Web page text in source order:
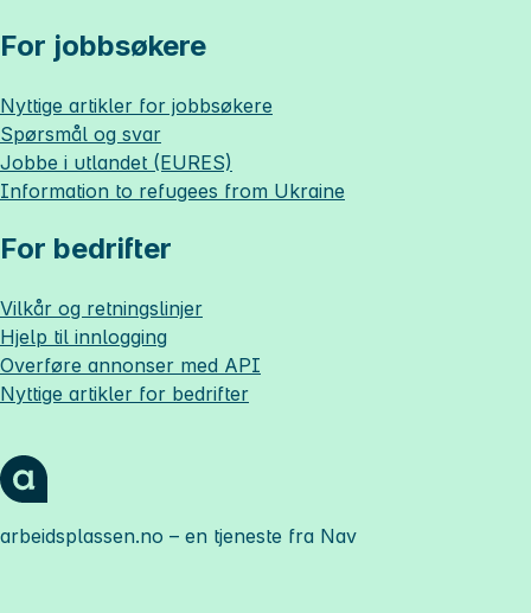
For jobbsøkere
Nyttige artikler for jobbsøkere
Spørsmål og svar
Jobbe i utlandet (EURES)
Information to refugees from Ukraine
For bedrifter
Vilkår og retningslinjer
Hjelp til innlogging
Overføre annonser med API
Nyttige artikler for bedrifter
arbeidsplassen.no – en tjeneste fra Nav